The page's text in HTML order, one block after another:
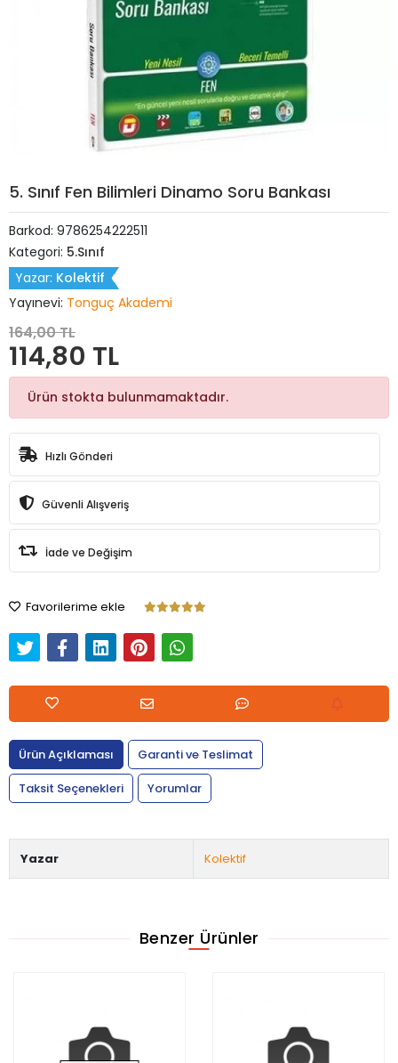
5. Sınıf Fen Bilimleri Dinamo Soru Bankası
Barkod: 9786254222511
Kategori: 5.Sınıf
Yazar: Kolektif
Yayınevi: Tonguç Akademi
164,00 TL
114,80 TL
Ürün stokta bulunmamaktadır.
Hızlı Gönderi
Güvenli Alışveriş
İade ve Değişim
Favorilerime ekle
Ürün Açıklaması
Garanti ve Teslimat
Taksit Seçenekleri
Yorumlar
Yazar Kolektif
Benzer Ürünler